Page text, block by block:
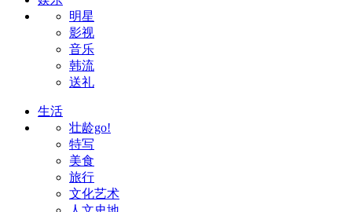
明星
影视
音乐
韩流
送礼
生活
壮龄go!
特写
美食
旅行
文化艺术